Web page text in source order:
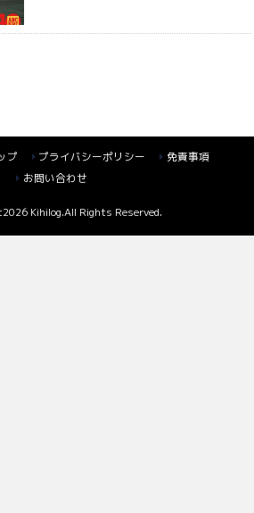
プ プライバシーポリシー
免責事項
お問い合わせ
Kihilog.All Rights Reserved.